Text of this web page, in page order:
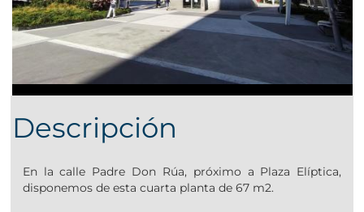
Descripción
En la calle Padre Don Rúa, próximo a Plaza Elíptica,
disponemos de esta cuarta planta de 67 m2.